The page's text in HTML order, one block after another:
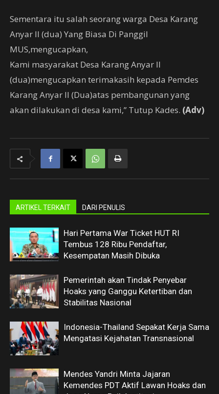
Sementara itu salah seorang warga Desa Karang
Anyar II (dua) Yang Biasa Di Panggil
MUS,mengucapkan,
Kami masyarakat Desa Karang Anyar II
(dua)mengucapkan terimakasih kepada Pemdes
Karang Anyar II (Dua)atas pembangunan yang
akan dilakukan di desa kami,” Tutup Kades. (Adv)
ARTIKEL TERKAIT DARI PENULIS
Hari Pertama War Ticket HUT RI
Tembus 128 Ribu Pendaftar,
Kesempatan Masih Dibuka
Pemerintah akan Tindak Penyebar
Hoaks yang Ganggu Ketertiban dan
Stabilitas Nasional
Indonesia-Thailand Sepakat Kerja Sama
Mengatasi Kejahatan Transnasional
Mendes Yandri Minta Jajaran
Kemendes PDT Aktif Lawan Hoaks dan